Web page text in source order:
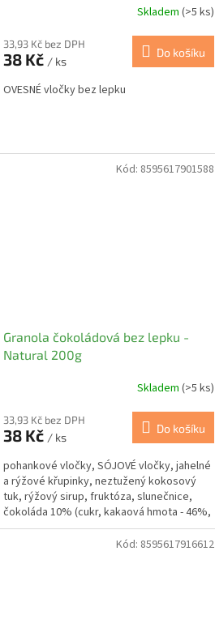
Skladem (>5 ks)
33,93 Kč bez DPH
38 Kč / ks
Do košíku
OVESNÉ vločky bez lepku
Granola čokoládová bez lepku -
Natural 200g
Skladem (>5 ks)
33,93 Kč bez DPH
38 Kč / ks
Do košíku
pohankové vločky, SÓJOVÉ vločky, jahelné
a rýžové křupinky, neztužený kokosový
tuk, rýžový sirup, fruktóza, slunečnice,
čokoláda 10% (cukr, kakaová hmota - 46%,
kakaové sušiny,...
Kód: 8595617901588
Kód: 8595617916612